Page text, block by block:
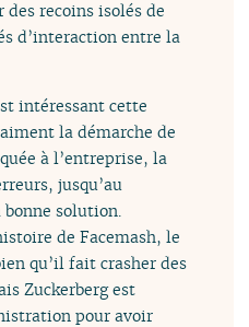
des recoins isolés de
d’interaction entre la
intéressant cette
la démarche de
à l’entreprise, la
jusqu’au
solution.
de Facemash, le
qu’il fait crasher des
Zuckerberg est
pour avoir